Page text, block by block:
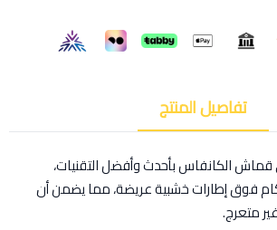
تفاصيل المنتج
قماش الكانفاس بأحدث وأفضل التقنيات،
فوق إطارات خشبية عريضة، مما يضمن أن
متعرج.